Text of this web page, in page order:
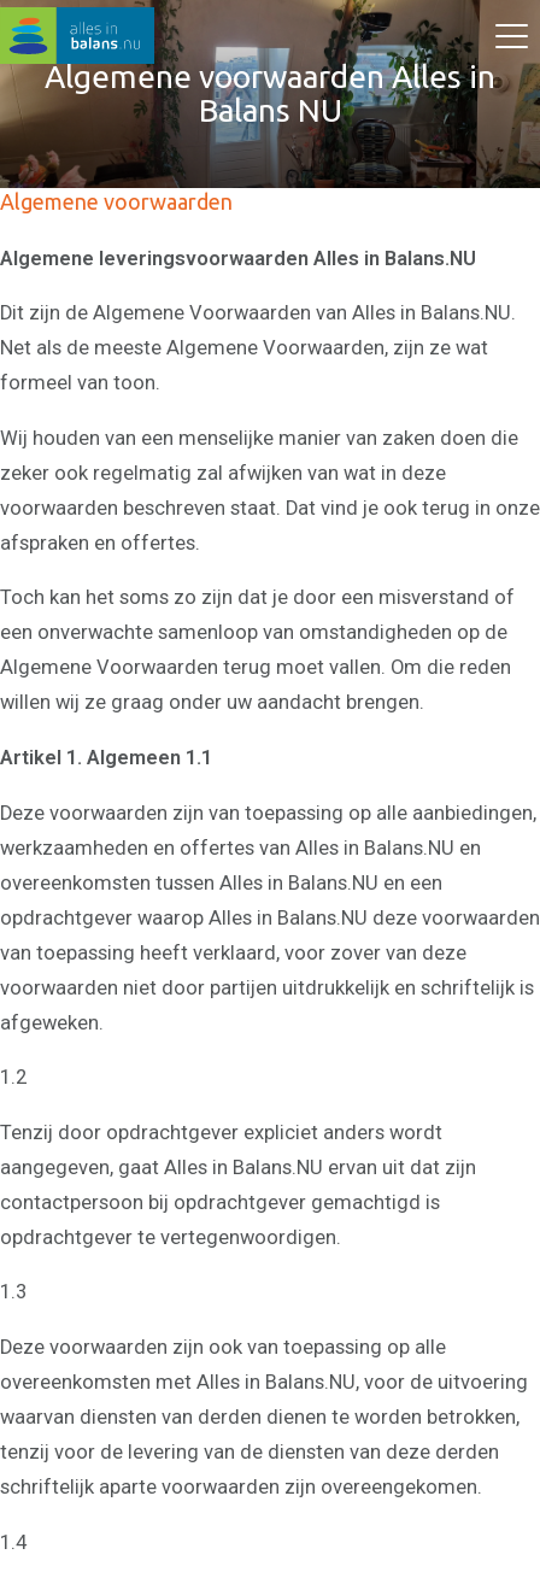
Algemene voorwaarden Alles in
Balans NU
Algemene voorwaarden
Algemene leveringsvoorwaarden Alles in Balans.NU
Dit zijn de Algemene Voorwaarden van Alles in Balans.NU.
Net als de meeste Algemene Voorwaarden, zijn ze wat
formeel van toon.
Wij houden van een menselijke manier van zaken doen die
zeker ook regelmatig zal afwijken van wat in deze
voorwaarden beschreven staat. Dat vind je ook terug in onze
afspraken en offertes.
Toch kan het soms zo zijn dat je door een misverstand of
een onverwachte samenloop van omstandigheden op de
Algemene Voorwaarden terug moet vallen. Om die reden
willen wij ze graag onder uw aandacht brengen.
Artikel 1. Algemeen 1.1
Deze voorwaarden zijn van toepassing op alle aanbiedingen,
werkzaamheden en offertes van Alles in Balans.NU en
overeenkomsten tussen Alles in Balans.NU en een
opdrachtgever waarop Alles in Balans.NU deze voorwaarden
van toepassing heeft verklaard, voor zover van deze
voorwaarden niet door partijen uitdrukkelijk en schriftelijk is
afgeweken.
1.2
Tenzij door opdrachtgever expliciet anders wordt
aangegeven, gaat Alles in Balans.NU ervan uit dat zijn
contactpersoon bij opdrachtgever gemachtigd is
opdrachtgever te vertegenwoordigen.
1.3
Deze voorwaarden zijn ook van toepassing op alle
overeenkomsten met Alles in Balans.NU, voor de uitvoering
waarvan diensten van derden dienen te worden betrokken,
tenzij voor de levering van de diensten van deze derden
schriftelijk aparte voorwaarden zijn overeengekomen.
1.4